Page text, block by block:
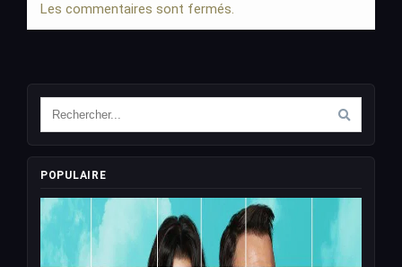
Les commentaires sont fermés.
POPULAIRE